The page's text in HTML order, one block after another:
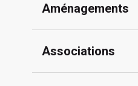
Aménagements
Associations